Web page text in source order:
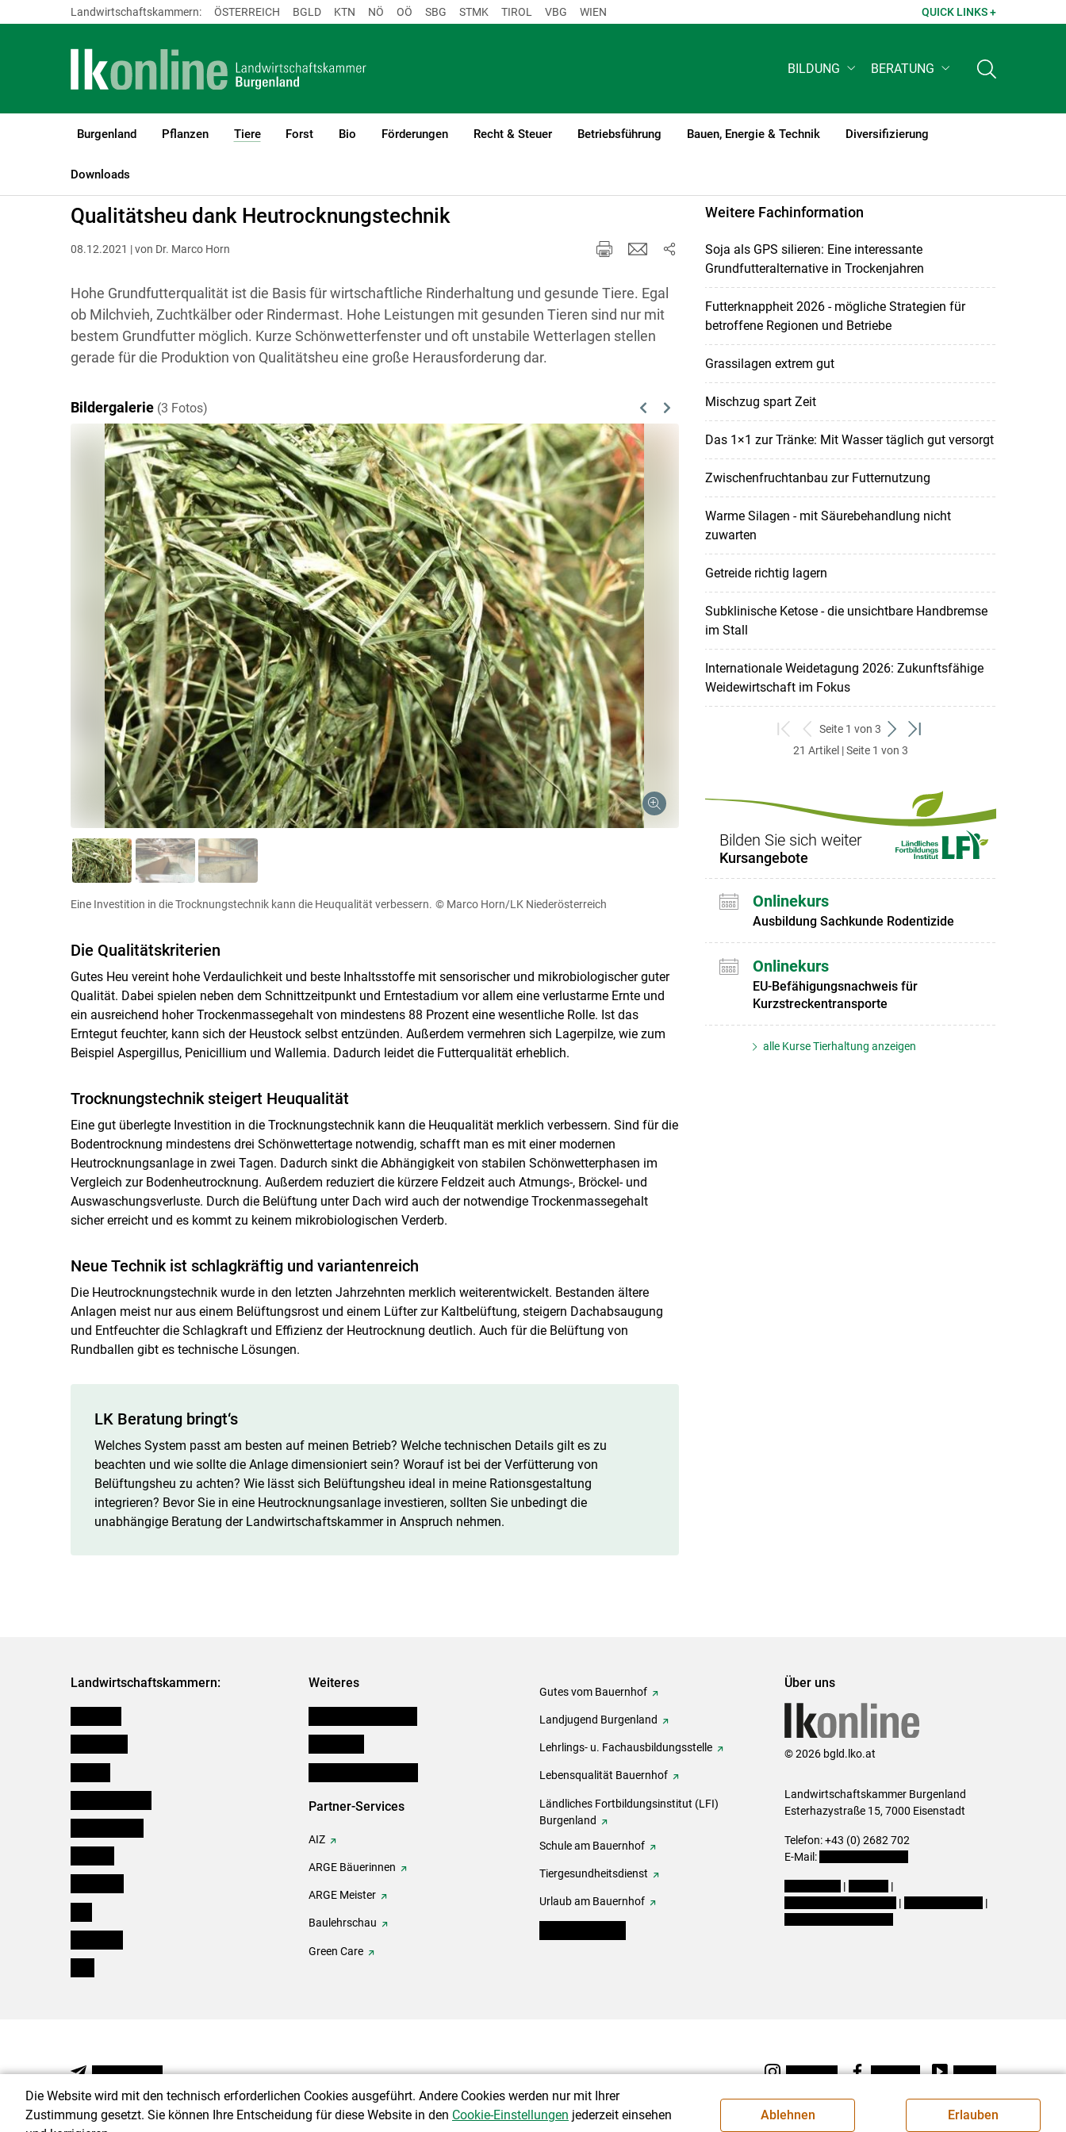
Skip to main content
Landwirtschaftskammern: ÖSTERREICH BGLD KTN NÖ OÖ SBG STMK TIROL VBG WIEN QUICK LINKS +
BILDUNG BERATUNG
Burgenland Pflanzen Tiere
(current)1
Forst Bio Förderungen Recht & Steuer Betriebsführung Bauen, Energie & Technik Diversifizierung
Downloads
LK Burgenland
Qualitätsheu dank Heutrocknungstechnik
08.12.2021 | von Dr. Marco Horn
Hohe Grundfutterqualität ist die Basis für wirtschaftliche Rinderhaltung und gesunde Tiere. Egal
ob Milchvieh, Zuchtkälber oder Rindermast. Hohe Leistungen mit gesunden Tieren sind nur mit
bestem Grundfutter möglich. Kurze Schönwetterfenster und oft unstabile Wetterlagen stellen
gerade für die Produktion von Qualitätsheu eine große Herausforderung dar.
Bildergalerie (3 Fotos) Previous
Next
Eine Investition in die Trocknungstechnik kann die Heuqualität verbessern. © Marco Horn/LK Niederösterreich
Die Qualitätskriterien
Gutes Heu vereint hohe Verdaulichkeit und beste Inhaltsstoffe mit sensorischer und mikrobiologischer guter
Qualität. Dabei spielen neben dem Schnittzeitpunkt und Erntestadium vor allem eine verlustarme Ernte und
ein ausreichend hoher Trockenmassegehalt von mindestens 88 Prozent eine wesentliche Rolle. Ist das
Erntegut feuchter, kann sich der Heustock selbst entzünden. Außerdem vermehren sich Lagerpilze, wie zum
Beispiel Aspergillus, Penicillium und Wallemia. Dadurch leidet die Futterqualität erheblich.
Trocknungstechnik steigert Heuqualität
Eine gut überlegte Investition in die Trocknungstechnik kann die Heuqualität merklich verbessern. Sind für die
Bodentrocknung mindestens drei Schönwettertage notwendig, schafft man es mit einer modernen
Heutrocknungsanlage in zwei Tagen. Dadurch sinkt die Abhängigkeit von stabilen Schönwetterphasen im
Vergleich zur Bodenheutrocknung. Außerdem reduziert die kürzere Feldzeit auch Atmungs-, Bröckel- und
Auswaschungsverluste. Durch die Belüftung unter Dach wird auch der notwendige Trockenmassegehalt
sicher erreicht und es kommt zu keinem mikrobiologischen Verderb.
Neue Technik ist schlagkräftig und variantenreich
Die Heutrocknungstechnik wurde in den letzten Jahrzehnten merklich weiterentwickelt. Bestanden ältere
Anlagen meist nur aus einem Belüftungsrost und einem Lüfter zur Kaltbelüftung, steigern Dachabsaugung
und Entfeuchter die Schlagkraft und Effizienz der Heutrocknung deutlich. Auch für die Belüftung von
Rundballen gibt es technische Lösungen.
LK Beratung bringt‘s
Welches System passt am besten auf meinen Betrieb? Welche technischen Details gilt es zu
beachten und wie sollte die Anlage dimensioniert sein? Worauf ist bei der Verfütterung von
Belüftungsheu zu achten? Wie lässt sich Belüftungsheu ideal in meine Rationsgestaltung
integrieren? Bevor Sie in eine Heutrocknungsanlage investieren, sollten Sie unbedingt die
unabhängige Beratung der Landwirtschaftskammer in Anspruch nehmen.
Weitere Fachinformation
Soja als GPS silieren: Eine interessante
Grundfutteralternative in Trockenjahren
Futterknappheit 2026 - mögliche Strategien für
betroffene Regionen und Betriebe
Grassilagen extrem gut
Mischzug spart Zeit
Das 1×1 zur Tränke: Mit Wasser täglich gut versorgt
Zwischenfruchtanbau zur Futternutzung
Warme Silagen - mit Säurebehandlung nicht
zuwarten
Getreide richtig lagern
Subklinische Ketose - die unsichtbare Handbremse
im Stall
Internationale Weidetagung 2026: Zukunftsfähige
Weidewirtschaft im Fokus
zum
ersten
zurück
zum
Seite 1 von 3
weiter
zum
zum
21 Artikel | Seite 1 von 3
Bilden Sie sich weiter
Kursangebote
Onlinekurs
Ausbildung Sachkunde Rodentizide
Onlinekurs
EU-Befähigungsnachweis für
Kurzstreckentransporte
alle Kurse Tierhaltung anzeigen
Landwirtschaftskammern: Weiteres
Partner-Services
AIZ
ARGE Bäuerinnen
ARGE Meister
Baulehrschau
Green Care
Gutes vom Bauernhof
Landjugend Burgenland
Lehrlings- u. Fachausbildungsstelle
Lebensqualität Bauernhof
Ländliches Fortbildungsinstitut (LFI)
Burgenland
Schule am Bauernhof
Tiergesundheitsdienst
Urlaub am Bauernhof
Über uns
© 2026 bgld.lko.at
Landwirtschaftskammer Burgenland
Esterhazystraße 15, 7000 Eisenstadt
Telefon: +43 (0) 2682 702
E-Mail:
|
|
|
|
NEWSLETTER Instagram Facebook Youtube
Die Website wird mit den technisch erforderlichen Cookies ausgeführt. Andere Cookies werden nur mit Ihrer
Zustimmung gesetzt. Sie können Ihre Entscheidung für diese Website in den Cookie-Einstellungen jederzeit einsehen
Ablehnen Erlauben